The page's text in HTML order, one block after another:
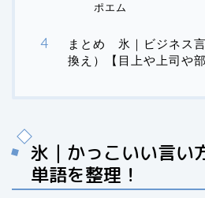
ポエム
まとめ 氷｜ビジネス
換え）【目上や上司や部
氷｜かっこいい言い
単語を整理！